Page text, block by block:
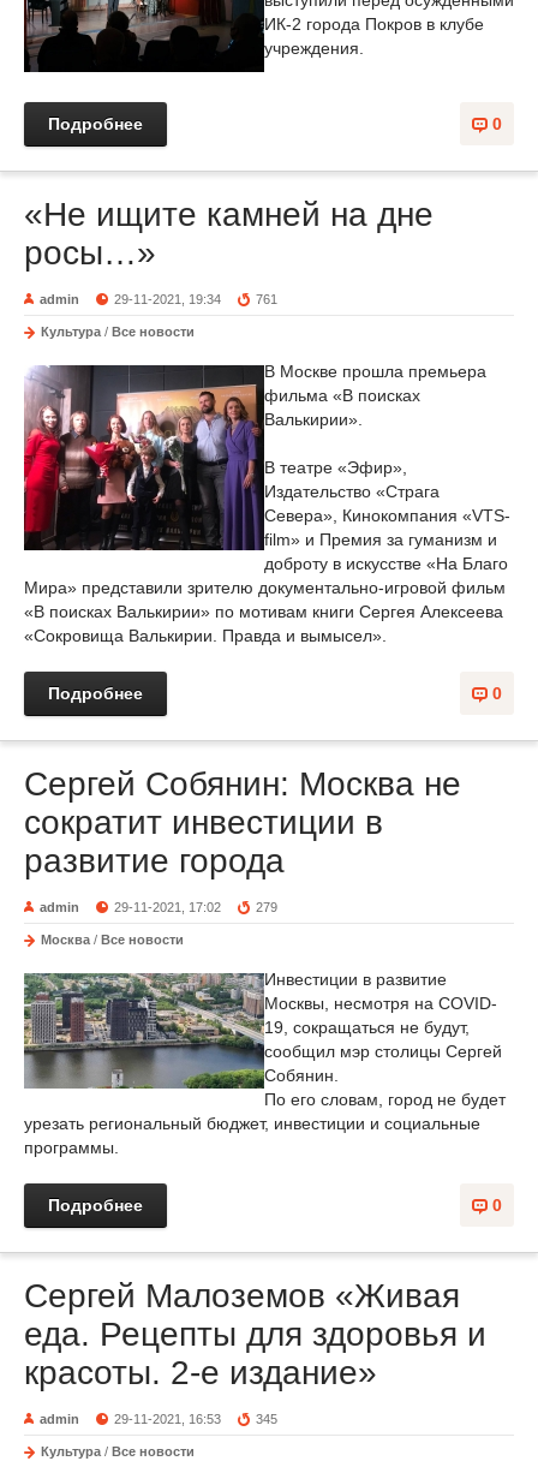
ИК-2 города Покров в клубе
учреждения.
0
Подробнее
«Не ищите камней на дне
росы…»
admin 29-11-2021, 19:34 761
Культура / Все новости
В Москве прошла премьера
фильма «В поисках
Валькирии».
В театре «Эфир»,
Издательство «Страга
Севера», Кинокомпания «VTS-
film» и Премия за гуманизм и
доброту в искусстве «На Благо
Мира» представили зрителю документально-игровой фильм
«В поисках Валькирии» по мотивам книги Сергея Алексеева
«Сокровища Валькирии. Правда и вымысел».
0
Подробнее
Сергей Собянин: Москва не
сократит инвестиции в
развитие города
admin 29-11-2021, 17:02 279
Москва / Все новости
Инвестиции в развитие
Москвы, несмотря на COVID-
19, сокращаться не будут,
сообщил мэр столицы Сергей
Собянин.
По его словам, город не будет
урезать региональный бюджет, инвестиции и социальные
программы.
0
Подробнее
Сергей Малоземов «Живая
еда. Рецепты для здоровья и
красоты. 2-е издание»
admin 29-11-2021, 16:53 345
Культура / Все новости